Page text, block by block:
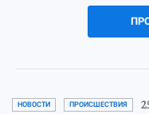
НОВОСТИ ПРОИСШЕСТВИЯ